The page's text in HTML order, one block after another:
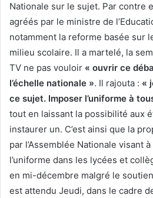
Nationale sur le sujet. Par contre
agréés par le ministre de
notamment la reforme basée sur
milieu scolaire. Il a martelé, la
TV ne pas vouloir « ouvrir ce
l’échelle nationale ». Il rajouta : «
ce sujet. Imposer l’uniforme à
tout en laissant la possibilité aux
instaurer un. C’est ainsi que la
par l’Assemblée Nationale visant
l’uniforme dans les lycées et
en mi-décembre malgré le
est attendu Jeudi, dans le cadre